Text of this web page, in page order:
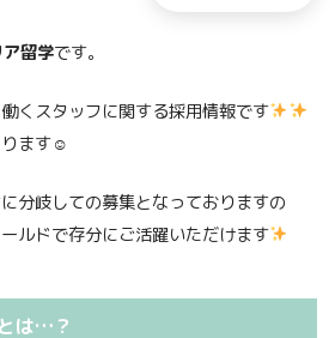
留学です。
くスタッフに関する採用情報です
ます☺
分岐しての募集となっておりますの
ルドで存分にご活躍いただけます
は…？